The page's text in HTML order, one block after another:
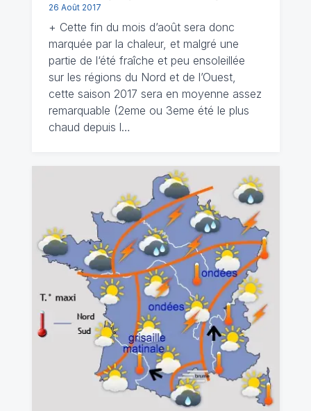
26 Août 2017
+ Cette fin du mois d’août sera donc
marquée par la chaleur, et malgré une
partie de l‘été fraîche et peu ensoleillée
sur les régions du Nord et de l’Ouest,
cette saison 2017 sera en moyenne assez
remarquable (2eme ou 3eme été le plus
chaud depuis l…